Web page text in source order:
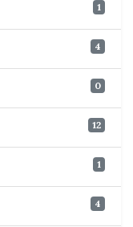
1
4
0
12
1
4